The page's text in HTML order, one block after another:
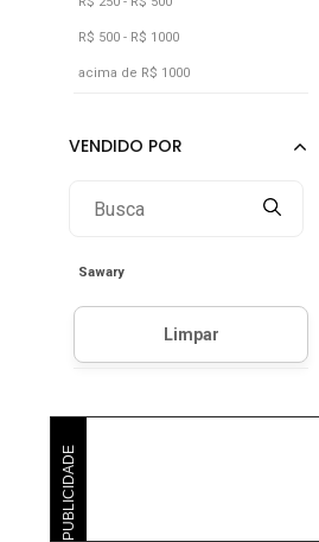
R$ 500 - R$ 1000
acima de R$ 1000
Sawary
PUBLICIDADE